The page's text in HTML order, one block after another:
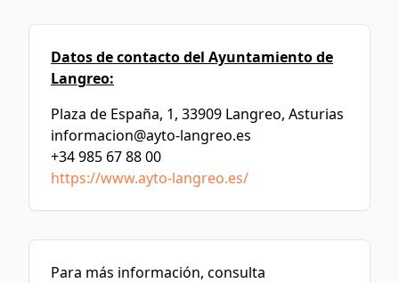
Datos de contacto del Ayuntamiento de
Langreo:
Plaza de España, 1, 33909 Langreo, Asturias
informacion@ayto-langreo.es
+34 985 67 88 00
https://www.ayto-langreo.es/
Para más información, consulta